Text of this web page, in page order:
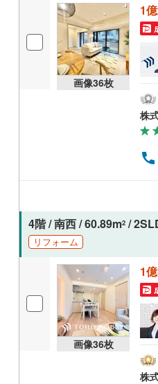
画像36枚
1
株
4階 / 南西 / 60.89m2 /
リフォーム
画像36枚
1
株
地下鉄